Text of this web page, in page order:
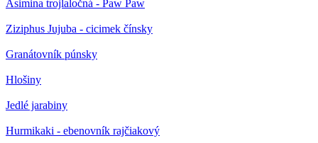
Asimina trojlaločná - Paw Paw
Ziziphus Jujuba - cicimek čínsky
Granátovník púnsky
Hlošiny
Jedlé jarabiny
Hurmikaki - ebenovník rajčiakový